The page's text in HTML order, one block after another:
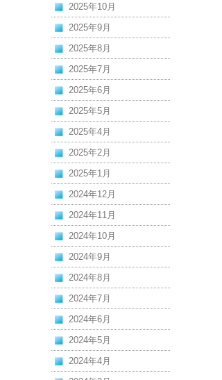
2025年10月
2025年9月
2025年8月
2025年7月
2025年6月
2025年5月
2025年4月
2025年2月
2025年1月
2024年12月
2024年11月
2024年10月
2024年9月
2024年8月
2024年7月
2024年6月
2024年5月
2024年4月